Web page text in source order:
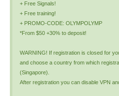
+ Free Signals!
+ Free training!
+ PROMO-CODE: OLYMPOLYMP
*From $50 +30% to deposit!
WARNING! If registration is closed for
and choose a country from which
(Singapore).
After registration you can disable VPN